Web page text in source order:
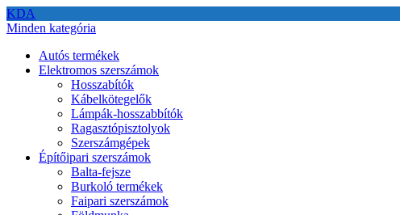
KDA
Minden kategória
Autós termékek
Elektromos szerszámok
Hosszabítók
Kábelkötegelők
Lámpák-hosszabbítók
Ragasztópisztolyok
Szerszámgépek
Építőipari szerszámok
Balta-fejsze
Burkoló termékek
Faipari szerszámok